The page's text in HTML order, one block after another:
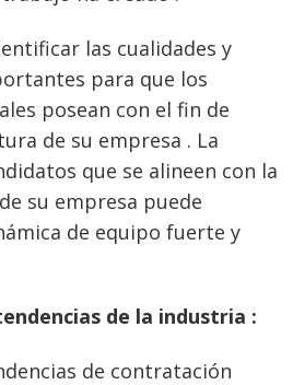
las cualidades y
para que los
posean con el fin de
de su empresa . La
que se alineen con la
su empresa puede
de equipo fuerte y
de la industria :
de contratación